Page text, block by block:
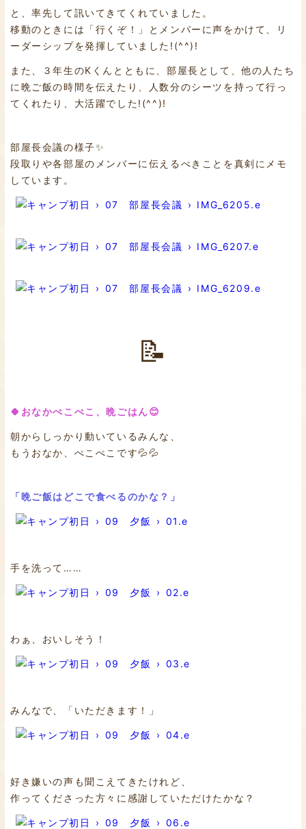
と、率先して訊いてきてくれていました。
移動のときには「行くぞ！」とメンバーに声をかけて、リ
ーダーシップを発揮していました!(^^)!
また、３年生のKくんとともに、部屋長として、他の人たち
に晩ご飯の時間を伝えたり、人数分のシーツを持って行っ
てくれたり、大活躍でした!(^^)!
部屋長会議の様子✨
段取りや各部屋のメンバーに伝えるべきことを真剣にメモ
しています。
📝
🍀おなかぺこぺこ、晩ごはん😊
朝からしっかり動いているみんな、
もうおなか、ぺこぺこです💦💦
「晩ご飯はどこで食べるのかな？」
手を洗って……
わぁ、おいしそう！
みんなで、「いただきます！」
好き嫌いの声も聞こえてきたけれど、
作ってくださった方々に感謝していただけたかな？